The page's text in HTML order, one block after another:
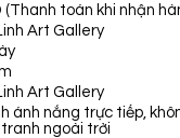
(Thanh toán khi nhận
Art Gallery
Art Gallery
ánh nắng trực tiếp,
ngoài trời